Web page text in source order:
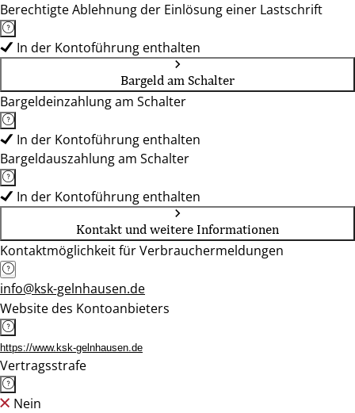
Berechtigte Ablehnung der Einlösung einer Lastschrift
In der Kontoführung enthalten
Bargeld am Schalter
Bargeldeinzahlung am Schalter
In der Kontoführung enthalten
Bargeldauszahlung am Schalter
In der Kontoführung enthalten
Kontakt und weitere Informationen
Kontaktmöglichkeit für Verbrauchermeldungen
info@ksk-gelnhausen.de
Website des Kontoanbieters
https://www.ksk-gelnhausen.de
Vertragsstrafe
Nein